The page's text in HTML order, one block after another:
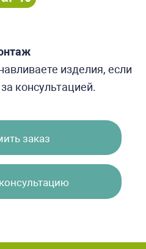
изделия, если
консультацией.
заказ